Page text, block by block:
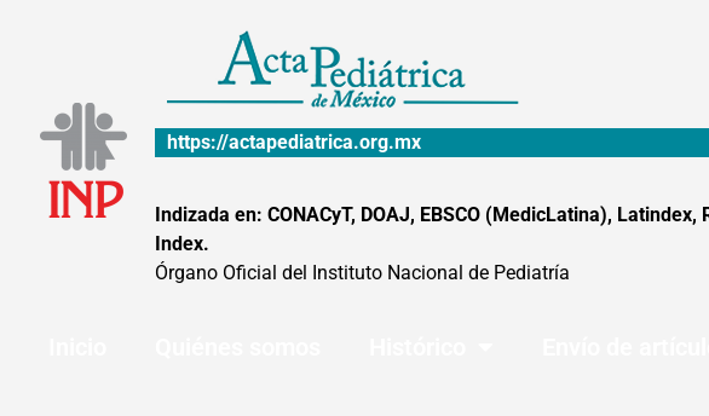
https://actapediatrica.org.mx
Indizada en: CONACyT, DOAJ, EBSCO (MedicLatina),
Index.
Órgano Oficial del Instituto Nacional de Pediatría